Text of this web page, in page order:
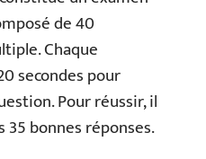
de 40
Chaque
secondes pour
Pour réussir, il
bonnes réponses.